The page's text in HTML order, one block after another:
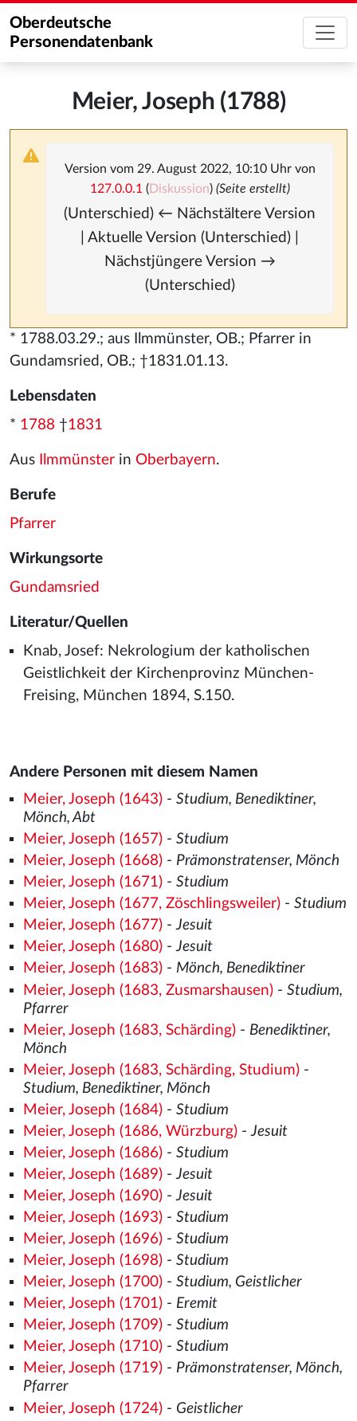
Oberdeutsche
Personendatenbank
Meier, Joseph (1788)
Version vom 29. August 2022, 10:10 Uhr von
127.0.0.1 (Diskussion) (Seite erstellt)
(Unterschied) ← Nächstältere Version
| Aktuelle Version (Unterschied) |
Nächstjüngere Version →
(Unterschied)
* 1788.03.29.; aus Ilmmünster, OB.; Pfarrer in
Gundamsried, OB.; †1831.01.13.
Lebensdaten
* 1788 †1831
Aus Ilmmünster in Oberbayern.
Berufe
Pfarrer
Wirkungsorte
Gundamsried
Literatur/Quellen
Knab, Josef: Nekrologium der katholischen
Geistlichkeit der Kirchenprovinz München-
Freising, München 1894, S.150.
Andere Personen mit diesem Namen
Meier, Joseph (1643)- Studium, Benediktiner,
Mönch, Abt
Meier, Joseph (1657)- Studium
Meier, Joseph (1668)- Prämonstratenser, Mönch
Meier, Joseph (1671)- Studium
Meier, Joseph (1677, Zöschlingsweiler)- Studium
Meier, Joseph (1677)-Jesuit
Meier, Joseph (1680)-Jesuit
Meier, Joseph (1683)- Mönch, Benediktiner
Meier, Joseph (1683, Zusmarshausen)- Studium,
Pfarrer
Meier, Joseph (1683, Schärding)- Benediktiner,
Mönch
Meier, Joseph (1683, Schärding, Studium)-
Studium, Benediktiner, Mönch
Meier, Joseph (1684)- Studium
Meier, Joseph (1686, Würzburg)- Jesuit
Meier, Joseph (1686)- Studium
Meier, Joseph (1689)-Jesuit
Meier, Joseph (1690)-Jesuit
Meier, Joseph (1693)- Studium
Meier, Joseph (1696)- Studium
Meier, Joseph (1698)- Studium
Meier, Joseph (1700)- Studium, Geistlicher
Meier, Joseph (1701)- Eremit
Meier, Joseph (1709)- Studium
Meier, Joseph (1710)- Studium
Meier, Joseph (1719)- Prämonstratenser, Mönch,
Pfarrer
Meier, Joseph (1724)- Geistlicher